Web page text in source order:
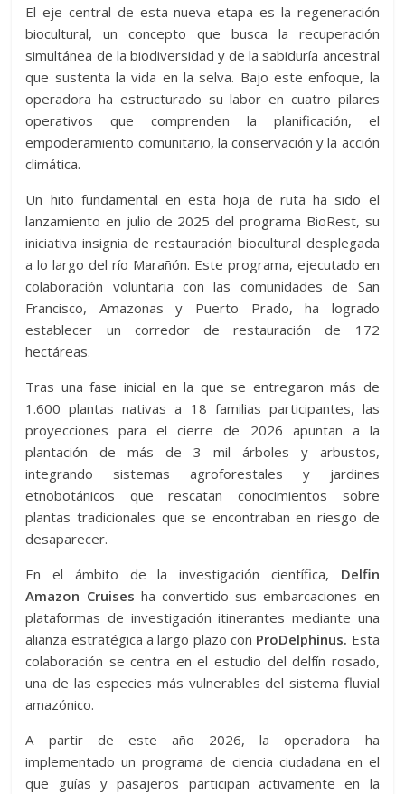
El eje central de esta nueva etapa es la regeneración
biocultural, un concepto que busca la recuperación
simultánea de la biodiversidad y de la sabiduría ancestral
que sustenta la vida en la selva. Bajo este enfoque, la
operadora ha estructurado su labor en cuatro pilares
operativos que comprenden la planificación, el
empoderamiento comunitario, la conservación y la acción
climática.
Un hito fundamental en esta hoja de ruta ha sido el
lanzamiento en julio de 2025 del programa BioRest, su
iniciativa insignia de restauración biocultural desplegada
a lo largo del río Marañón. Este programa, ejecutado en
colaboración voluntaria con las comunidades de San
Francisco, Amazonas y Puerto Prado, ha logrado
establecer un corredor de restauración de 172
hectáreas.
Tras una fase inicial en la que se entregaron más de
1.600 plantas nativas a 18 familias participantes, las
proyecciones para el cierre de 2026 apuntan a la
plantación de más de 3 mil árboles y arbustos,
integrando sistemas agroforestales y jardines
etnobotánicos que rescatan conocimientos sobre
plantas tradicionales que se encontraban en riesgo de
desaparecer.
En el ámbito de la investigación científica, Delfin
Amazon Cruises ha convertido sus embarcaciones en
plataformas de investigación itinerantes mediante una
alianza estratégica a largo plazo con ProDelphinus. Esta
colaboración se centra en el estudio del delfín rosado,
una de las especies más vulnerables del sistema fluvial
amazónico.
A partir de este año 2026, la operadora ha
implementado un programa de ciencia ciudadana en el
que guías y pasajeros participan activamente en la